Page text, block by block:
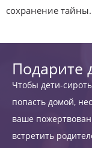
сохранение тайны.
Подарите
Чтобы дети-
попасть домой,
ваше
встретить